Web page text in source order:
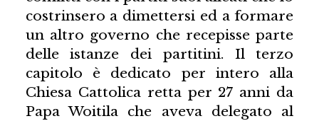
costrinsero a dimettersi ed a formare
un altro governo che recepisse parte
delle istanze dei partitini. Il terzo
capitolo è dedicato per intero alla
Chiesa Cattolica retta per 27 anni da
Papa Woitila che aveva delegato al